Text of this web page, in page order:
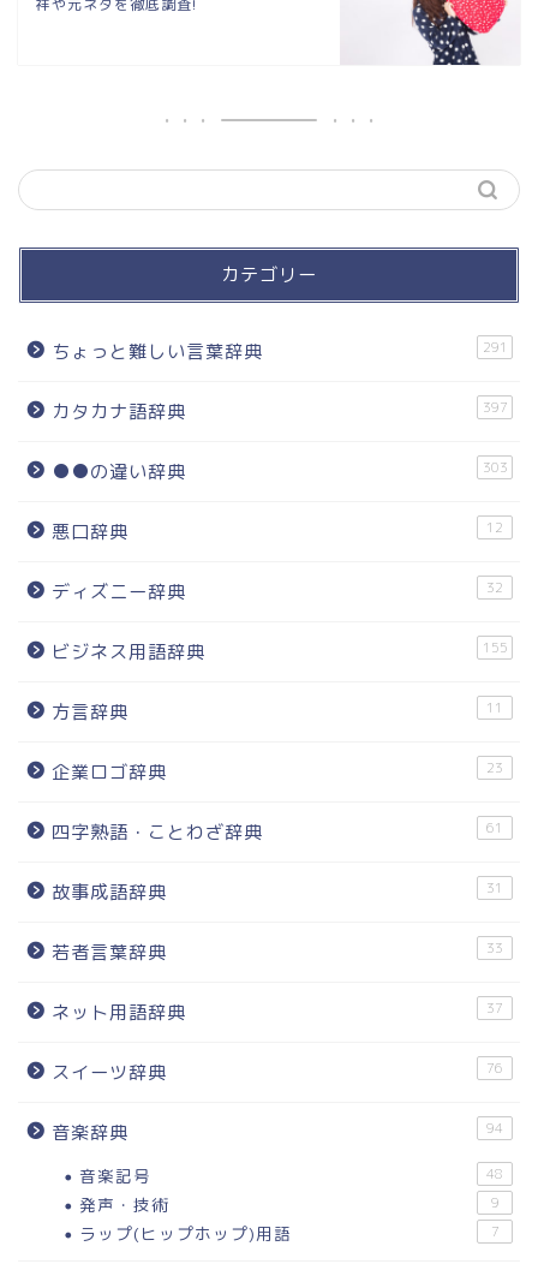
カテゴリー
ちょっと難しい言葉辞典 291
カタカナ語辞典 397
●●の違い辞典 303
悪口辞典 12
ディズニー辞典 32
ビジネス用語辞典 155
方言辞典 11
企業ロゴ辞典 23
四字熟語・ことわざ辞典 61
故事成語辞典 31
若者言葉辞典 33
ネット用語辞典 37
スイーツ辞典 76
音楽辞典 94
音楽記号 48
発声・技術 9
ラップ(ヒップホップ)用語 7